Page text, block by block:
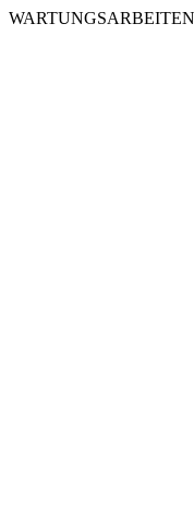
WARTUNGSARBEITEN